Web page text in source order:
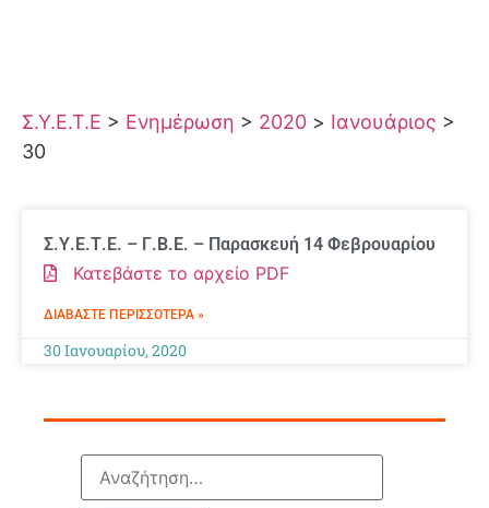
Σ.Υ.Ε.Τ.Ε > Ενημέρωση > 2020 > Ιανουάριος >
30
Σ.Υ.Ε.Τ.Ε. – Γ.Β.Ε. – Παρασκευή 14 Φεβρουαρίου
Κατεβάστε το αρχείο PDF
ΔΙΑΒΆΣΤΕ ΠΕΡΙΣΣΌΤΕΡΑ »
30 Ιανουαρίου, 2020